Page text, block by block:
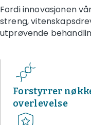
Fordi innovasjonen
streng,
utprøvende
Forstyrrer
overlevelse